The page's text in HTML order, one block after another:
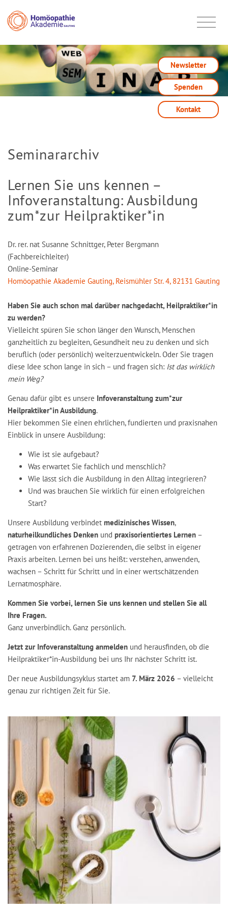
Newsletter
Spenden
Kontakt
Seminararchiv
Lernen Sie uns kennen –
Infoveranstaltung: Ausbildung
zum*zur Heilpraktiker*in
Dr. rer. nat Susanne Schnittger, Peter Bergmann
(Fachbereichleiter)
Online-Seminar
Homöopathie Akademie Gauting, Reismühler Str. 4, 82131 Gauting
Haben Sie auch schon mal darüber nachgedacht, Heilpraktiker*in
zu werden?
Vielleicht spüren Sie schon länger den Wunsch, Menschen
ganzheitlich zu begleiten, Gesundheit neu zu denken und sich
beruflich (oder persönlich) weiterzuentwickeln. Oder Sie tragen
diese Idee schon lange in sich – und fragen sich: Ist das wirklich
mein Weg?
Genau dafür gibt es unsere Infoveranstaltung zum*zur
Heilpraktiker*in Ausbildung.
Hier bekommen Sie einen ehrlichen, fundierten und praxisnahen
Einblick in unsere Ausbildung:
Wie ist sie aufgebaut?
Was erwartet Sie fachlich und menschlich?
Wie lässt sich die Ausbildung in den Alltag integrieren?
Und was brauchen Sie wirklich für einen erfolgreichen
Start?
Unsere Ausbildung verbindet medizinisches Wissen,
naturheilkundliches Denken und praxisorientiertes Lernen –
getragen von erfahrenen Dozierenden, die selbst in eigener
Praxis arbeiten. Lernen bei uns heißt: verstehen, anwenden,
wachsen – Schritt für Schritt und in einer wertschätzenden
Lernatmosphäre.
Kommen Sie vorbei, lernen Sie uns kennen und stellen Sie all
Ihre Fragen.
Ganz unverbindlich. Ganz persönlich.
Jetzt zur Infoveranstaltung anmelden und herausfinden, ob die
Heilpraktiker*in-Ausbildung bei uns Ihr nächster Schritt ist.
Der neue Ausbildungsyklus startet am 7. März 2026 – vielleicht
genau zur richtigen Zeit für Sie.